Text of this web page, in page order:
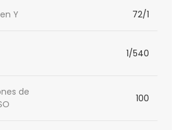
Y 72/1
1/540
de
100